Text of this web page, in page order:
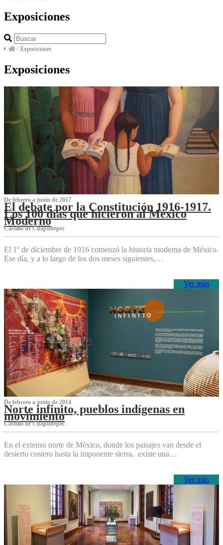
Exposiciones
/ Exposiciones
Exposiciones
De febrero a junio de 2017
El debate por la Constitución 1916-1917.
Los 100 días que hicieron al México
Moderno
Castillo de Chapultepec
El 1º de diciembre de 1916 comenzó la historia moderna de México.
Ese día, y a lo largo de los dos meses siguientes,…
Ver más
De febrero a junio de 2014
Norte infinito, pueblos indígenas en
movimiento
Castillo de Chapultepec
En el extenso norte de México, donde los paisajes van desde el
desierto costero hasta la imponente sierra, existe una…
Ver más